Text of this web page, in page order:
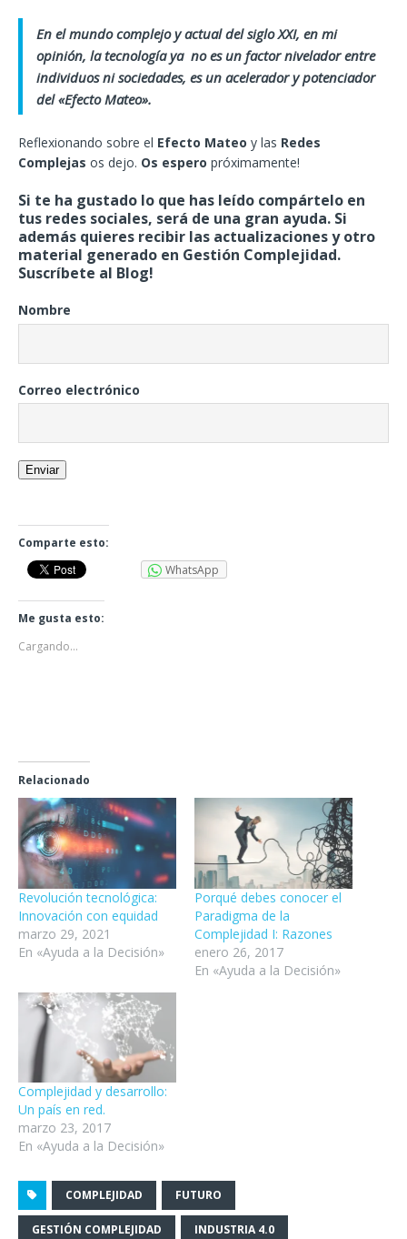
En el mundo complejo y actual del siglo XXI, en mi
opinión, la tecnología ya no es un factor nivelador entre
individuos ni sociedades, es un acelerador y potenciador
del «Efecto Mateo».
Reflexionando sobre el Efecto Mateo y las Redes
Complejas os dejo. Os espero próximamente!
Si te ha gustado lo que has leído compártelo en
tus redes sociales, será de una gran ayuda. Si
además quieres recibir las actualizaciones y otro
material generado en Gestión Complejidad.
Suscríbete al Blog!
Nombre
Correo electrónico
Enviar
Comparte esto:
WhatsApp
Me gusta esto:
Cargando...
Relacionado
Revolución tecnológica:
Innovación con equidad
marzo 29, 2021
En «Ayuda a la Decisión»
Porqué debes conocer el
Paradigma de la
Complejidad I: Razones
enero 26, 2017
En «Ayuda a la Decisión»
Complejidad y desarrollo:
Un país en red.
marzo 23, 2017
En «Ayuda a la Decisión»
COMPLEJIDAD FUTURO
GESTIÓN COMPLEJIDAD INDUSTRIA 4.0